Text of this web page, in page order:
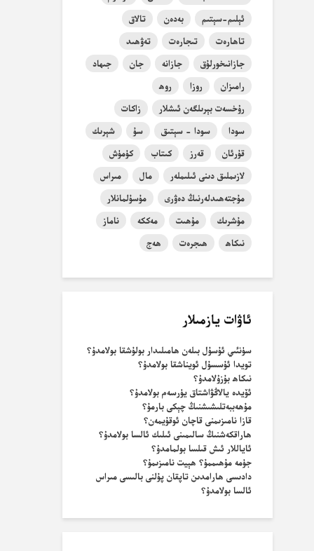
ئېلىم-سېتىم
بەدەن
تالاق
تاھارەت
تىجارەت
تەۋھىد
جازانىخورلۇق
جازانە جان
جىھاد
رامىزان
روزا
روھ
رۇخسەت بېرىلگەن ئىشلار
زاكات
سودا
سودا - سېتىق سۇ
شېرىك
قۇرئان
قەرز كىتاب
كۈمۈش
لازىملىق دىنى ئىلىملەر
مال
مىراس
مۇجتەھىدلەرنىڭ دەۋرى
مۇسۇلمانلار
مۇشرىك
مۇھىت مەككە
ناماز
نىكاھ
ھىجرەت ھەج
ئاۋات يازمىلار
سۈنئىي ئۇسۇل بىلەن ھامىلىدار بولۇشقا بولامدۇ؟
تويدا ئۇسسۇل ئويناشقا بولامدۇ؟
نىكاھ بۇزۇلامدۇ؟
ئۆيدە يالاڭۋاشتاق يۈرسەم بولامدۇ؟
مۇھەببەتلىشىشنىڭ چېكى بارمۇ؟
قازا نامىزىمنى قاچان ئوقۇيمەن؟
ھاراقكەشنىڭ سالىمىنى ئىلىك ئالسا بولامدۇ؟
ئاياللار ئىش قىلسا بولمامدۇ؟
جۈمە مۇھىممۇ؟ ھېيت نامىزىمۇ؟
دادىسى ھارامدىن تاپقان پۇلنى بالىسى مىراس
ئالسا بولامدۇ؟